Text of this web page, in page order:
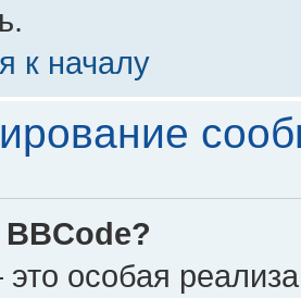
к началу
BBCode?
особая